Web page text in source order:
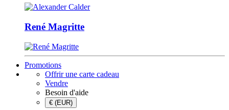
René Magritte
Promotions
Offrir une carte cadeau
Vendre
Besoin d'aide
€ (EUR)